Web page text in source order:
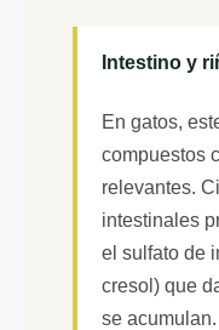
Intestino y
En gatos,
compuestos
relevantes.
intestinales
el sulfato de
cresol) que
se